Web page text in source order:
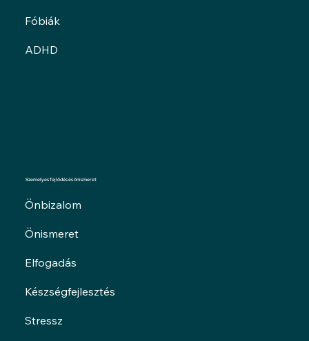
Fóbiák
ADHD
Személyes fejlődés és önismeret
Önbizalom
Önismeret
Elfogadás
Készségfejlesztés
Stressz